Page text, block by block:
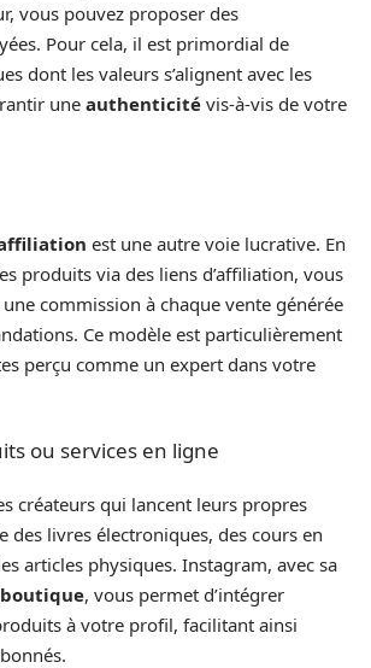
vous pouvez proposer des
Pour cela, il est primordial de
dont les valeurs s’alignent avec les
une authenticité vis-à-vis de votre
est une autre voie lucrative. En
produits via des liens d’affiliation, vous
commission à chaque vente générée
Ce modèle est particulièrement
perçu comme un expert dans votre
ou services en ligne
créateurs qui lancent leurs propres
des livres électroniques, des cours en
articles physiques. Instagram, avec sa
boutique, vous permet d’intégrer
à votre profil, facilitant ainsi